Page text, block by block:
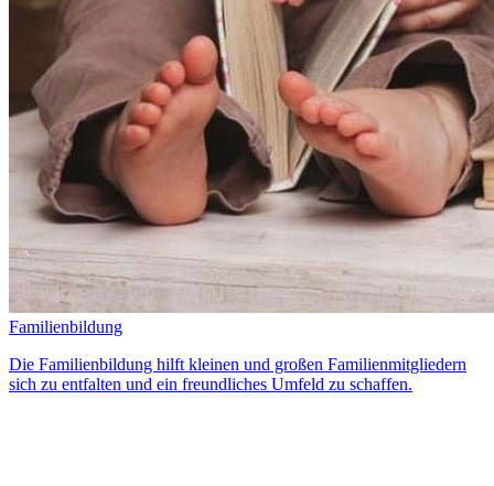
Familienbildung
Die Familienbildung hilft kleinen und großen Familienmitgliedern
sich zu entfalten und ein freundliches Umfeld zu schaffen.